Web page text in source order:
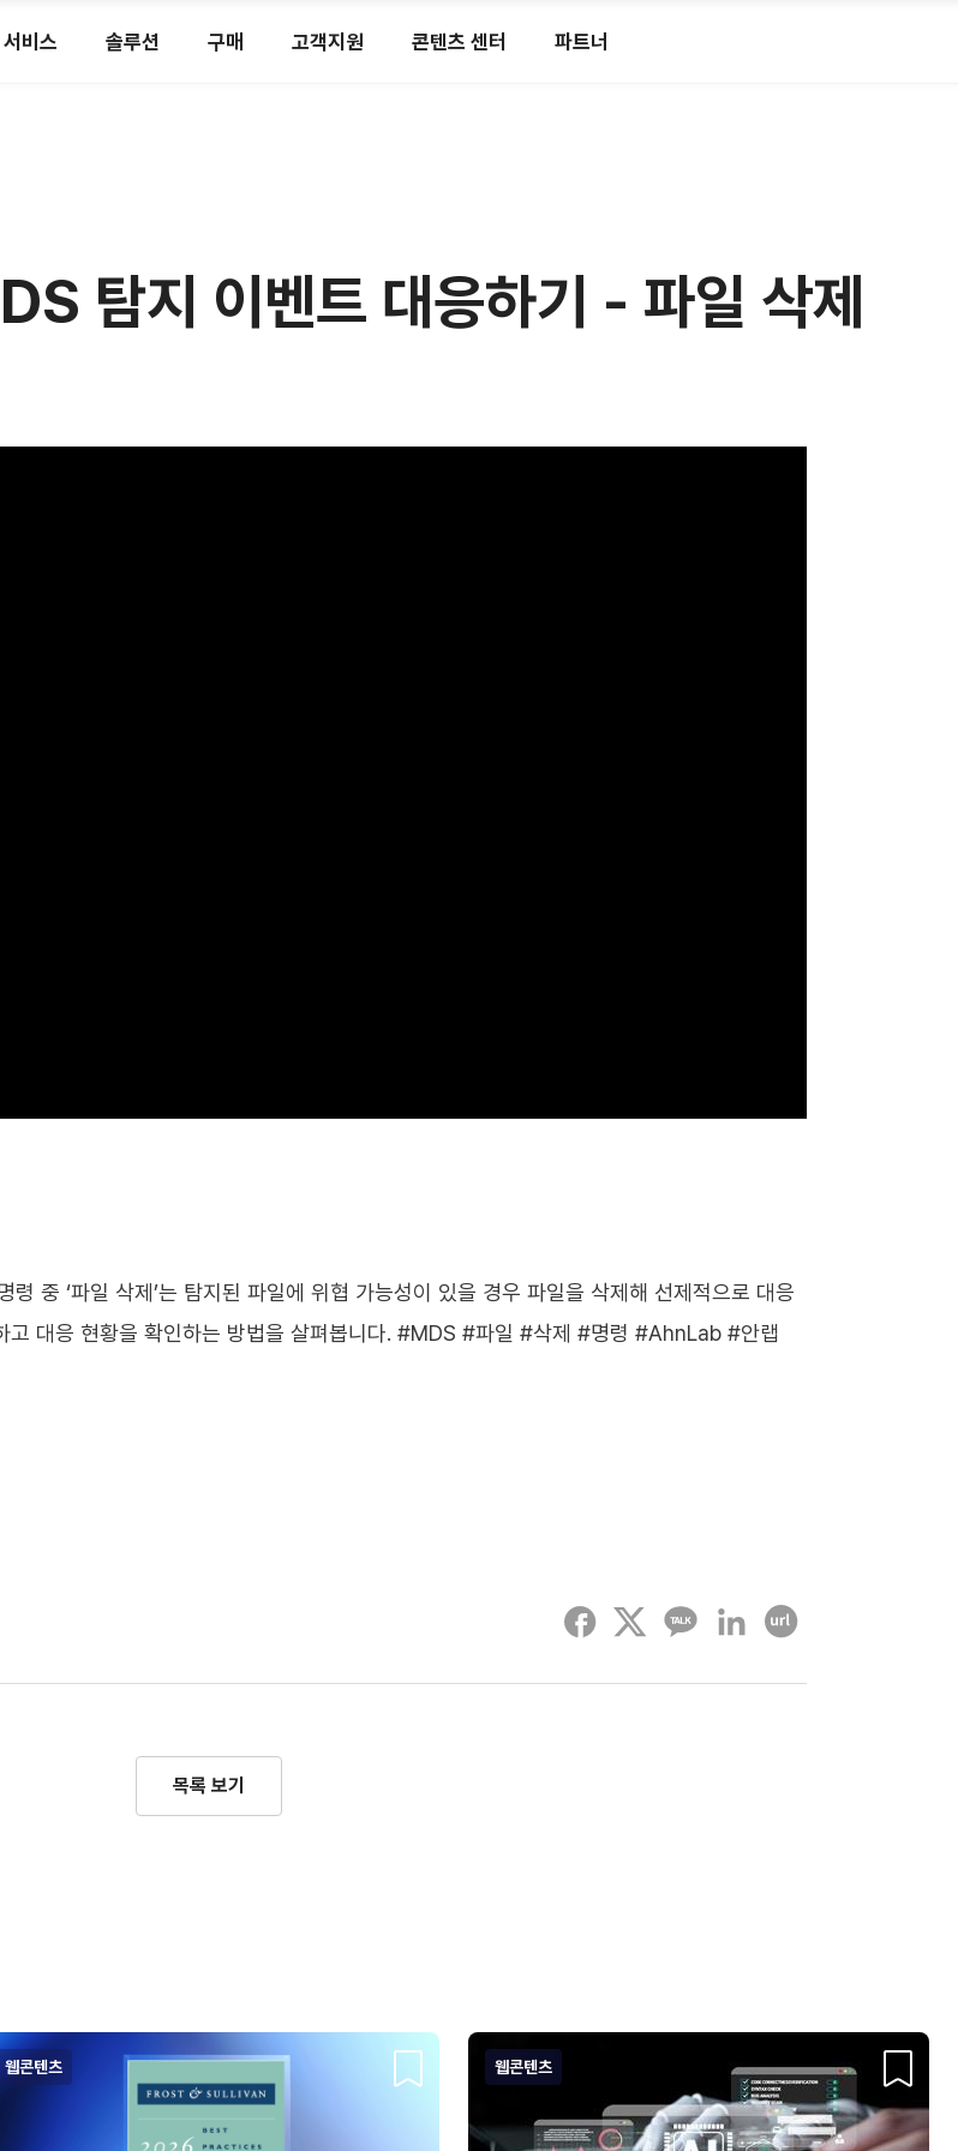
서비스 솔루션 구매 고객지원 콘텐츠 센터 파트너
탐지 이벤트 대응하기 - 파일 삭제
중 ‘파일 삭제’는 탐지된 파일에 위협 가능성이 있을 경우 파일을 삭제해 선제적으로 대응
고 대응 현황을 확인하는 방법을 살펴봅니다. #MDS #파일 #삭제 #명령 #AhnLab #안랩
페이스북 트위터 카카오톡 링크드인 URL 복사하기
목록 보기
웹콘텐츠 웹콘텐츠